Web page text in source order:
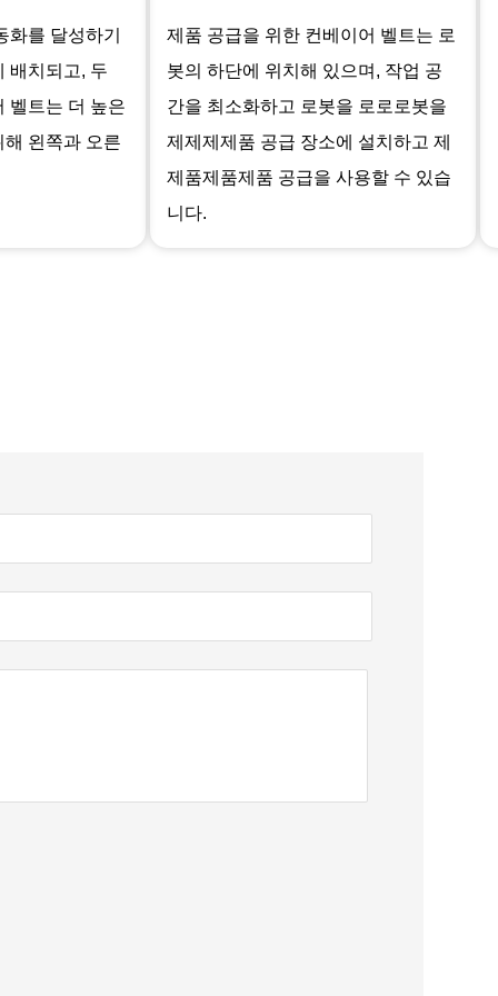
화를 달성하기
배치되고, 두
벨트는 더 높은
왼쪽과 오른
제품 공급을 위한 컨베이어 벨트는 로
봇의 하단에 위치해 있으며, 작업 공
간을 최소화하고 로봇을 로로로봇을
제제제제품 공급 장소에 설치하고 제
제품제품제품 공급을 사용할 수 있습
니다.